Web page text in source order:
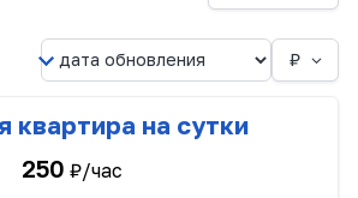
₽
квартира на сутки
250 ₽/час